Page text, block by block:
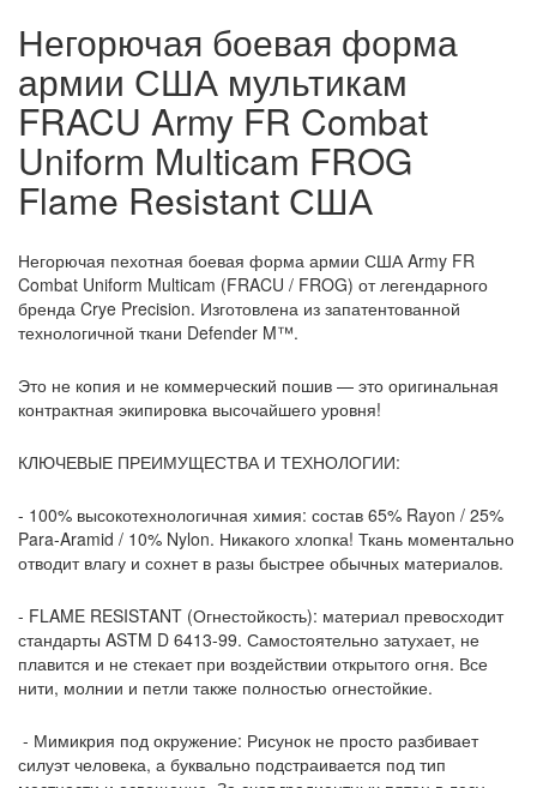
Негорючая боевая форма
армии США мультикам
FRACU Army FR Combat
Uniform Multicam FROG
Flame Resistant США
Негорючая пехотная боевая форма армии США Army FR
Combat Uniform Multicam (FRACU / FROG) от легендарного
бренда Crye Precision. Изготовлена из запатентованной
технологичной ткани Defender M™.
Это не копия и не коммерческий пошив — это оригинальная
контрактная экипировка высочайшего уровня!
КЛЮЧЕВЫЕ ПРЕИМУЩЕСТВА И ТЕХНОЛОГИИ:
- 100% высокотехнологичная химия: состав 65% Rayon / 25%
Para-Aramid / 10% Nylon. Никакого хлопка! Ткань моментально
отводит влагу и сохнет в разы быстрее обычных материалов.
- FLAME RESISTANT (Огнестойкость): материал превосходит
стандарты ASTM D 6413-99. Самостоятельно затухает, не
плавится и не стекает при воздействии открытого огня. Все
нити, молнии и петли также полностью огнестойкие.
- Мимикрия под окружение: Рисунок не просто разбивает
силуэт человека, а буквально подстраивается под тип